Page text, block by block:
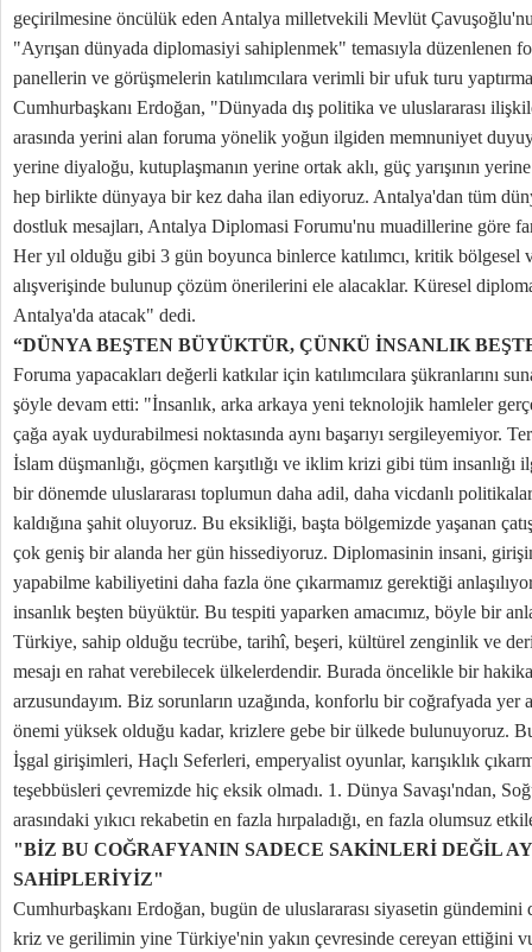
geçirilmesine öncülük eden Antalya milletvekili Mevlüt
"Ayrışan dünyada diplomasiyi sahiplenmek" temasıyla düzenlenen
panellerin ve görüşmelerin katılımcılara verimli bir ufuk turu
Cumhurbaşkanı Erdoğan, "Dünyada dış politika ve uluslararası
arasında yerini alan foruma yönelik yoğun ilgiden memnuniyet
yerine diyaloğu, kutuplaşmanın yerine ortak aklı, güç yarışının
hep birlikte dünyaya bir kez daha ilan ediyoruz. Antalya'dan tüm
dostluk mesajları, Antalya Diplomasi Forumu'nu muadillerine göre
Her yıl olduğu gibi 3 gün boyunca binlerce katılımcı, kritik
alışverişinde bulunup çözüm önerilerini ele alacaklar. Küresel
Antalya'da atacak" dedi.
“DÜNYA BEŞTEN BÜYÜKTÜR, ÇÜNKÜ İNSANLIK
Foruma yapacakları değerli katkılar için katılımcılara şükranlarını
şöyle devam etti: "İnsanlık, arka arkaya yeni teknolojik hamleler
çağa ayak uydurabilmesi noktasında aynı başarıyı sergileyemiyor.
İslam düşmanlığı, göçmen karşıtlığı ve iklim krizi gibi tüm insanlığı
bir dönemde uluslararası toplumun daha adil, daha vicdanlı
kaldığına şahit oluyoruz. Bu eksikliği, başta bölgemizde yaşanan
çok geniş bir alanda her gün hissediyoruz. Diplomasinin insani,
yapabilme kabiliyetini daha fazla öne çıkarmamız gerektiği
insanlık beşten büyüktür. Bu tespiti yaparken amacımız, böyle bir
Türkiye, sahip olduğu tecrübe, tarihî, beşeri, kültürel zenginlik ve
mesajı en rahat verebilecek ülkelerdendir. Burada öncelikle bir
arzusundayım. Biz sorunların uzağında, konforlu bir coğrafyada
önemi yüksek olduğu kadar, krizlere gebe bir ülkede bulunuyoruz.
İşgal girişimleri, Haçlı Seferleri, emperyalist oyunlar, karışıklık
teşebbüsleri çevremizde hiç eksik olmadı. 1. Dünya Savaşı'ndan,
arasındaki yıkıcı rekabetin en fazla hırpaladığı, en fazla olumsuz
"BİZ BU COĞRAFYANIN SADECE SAKİNLERİ DEĞİL
SAHİPLERİYİZ"
Cumhurbaşkanı Erdoğan, bugün de uluslararası siyasetin
kriz ve gerilimin yine Türkiye'nin yakın çevresinde cereyan ettiğini